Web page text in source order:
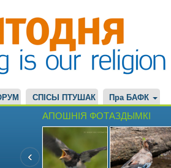
СПІСЫ ПТУШАК Пра БАФК
АПОШНІЯ ФОТАЗДЫМКІ